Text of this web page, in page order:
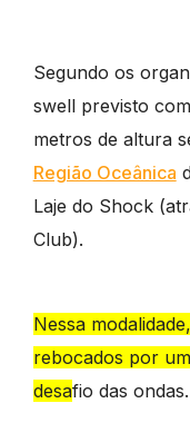
Segundo os
swell previsto
metros de altura
Região Oceânica
Laje do Shock
Club).
Nessa
rebocados por
desafio das ondas.